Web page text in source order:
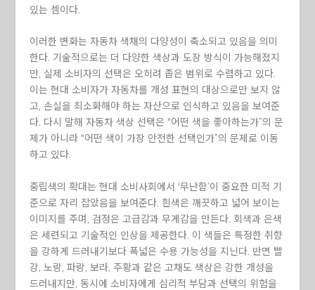
있는 셈이다.
이러한 변화는 자동차 색채의 다양성이 축소되고 있음을 의미
한다. 기술적으로는 더 다양한 색상과 도장 방식이 가능해졌지
만, 실제 소비자의 선택은 오히려 좁은 범위로 수렴하고 있다.
이는 현대 소비자가 자동차를 개성 표현의 대상으로만 보지 않
고, 손실을 최소화해야 하는 자산으로 인식하고 있음을 보여준
다. 다시 말해 자동차 색상 선택은 “어떤 색을 좋아하는가”의 문
제가 아니라 “어떤 색이 가장 안전한 선택인가”의 문제로 이동
하고 있다.
중립색의 확대는 현대 소비사회에서 ‘무난함’이 중요한 미적 기
준으로 자리 잡았음을 보여준다. 흰색은 깨끗하고 넓어 보이는
이미지를 주며, 검정은 고급감과 무게감을 만든다. 회색과 은색
은 세련되고 기술적인 인상을 제공한다. 이 색들은 특정한 취향
을 강하게 드러내기보다 폭넓은 수용 가능성을 지닌다. 반면 빨
강, 노랑, 파랑, 보라, 주황과 같은 고채도 색상은 강한 개성을
드러내지만, 동시에 소비자에게 심리적 부담과 선택의 위험을